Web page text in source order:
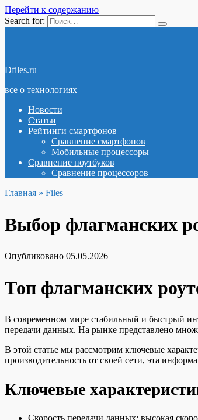
Перейти к содержанию
Search for:
Dfiles.ru
все о технологиях
Новости
Статьи
Рейтинги смартфонов
Сравнение смартфонов
Мобильные процессоры
Сравнение ноутбуков
Сравнение процессоров
Главная » Files
Выбор флагманских
Опубликовано 05.05.2026
Топ флагманских
В современном мире стабильный и быстрый
передачи данных. На рынке представлено
В этой статье мы рассмотрим ключевые
производительность от своей сети, эта
Ключевые
Скорость передачи данных: высокая